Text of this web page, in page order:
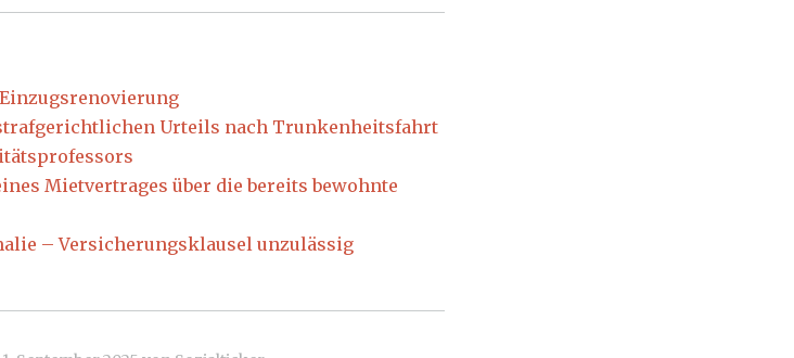
Urteils nach Trunkenheitsfahrt
Mietvertrages über die bereits bewohnte
– Versicherungsklausel unzulässig